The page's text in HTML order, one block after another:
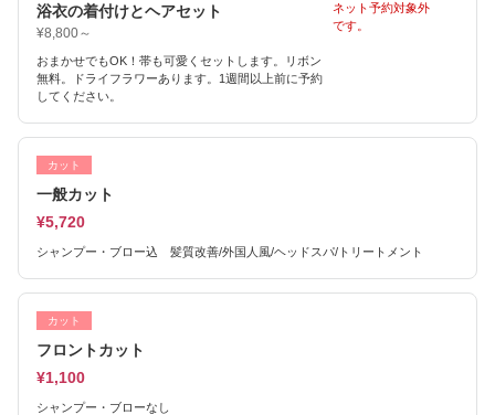
浴衣の着付けとヘアセット
¥8,800～
おまかせでもOK！帯も可愛くセットします。リボン
無料。ドライフラワーあります。1週間以上前に予約
してください。
ネット予約対象外
です。
カット
一般カット
¥5,720
シャンプー・ブロー込 髪質改善/外国人風/ヘッドスパ/トリートメント
カット
フロントカット
¥1,100
シャンプー・ブローなし